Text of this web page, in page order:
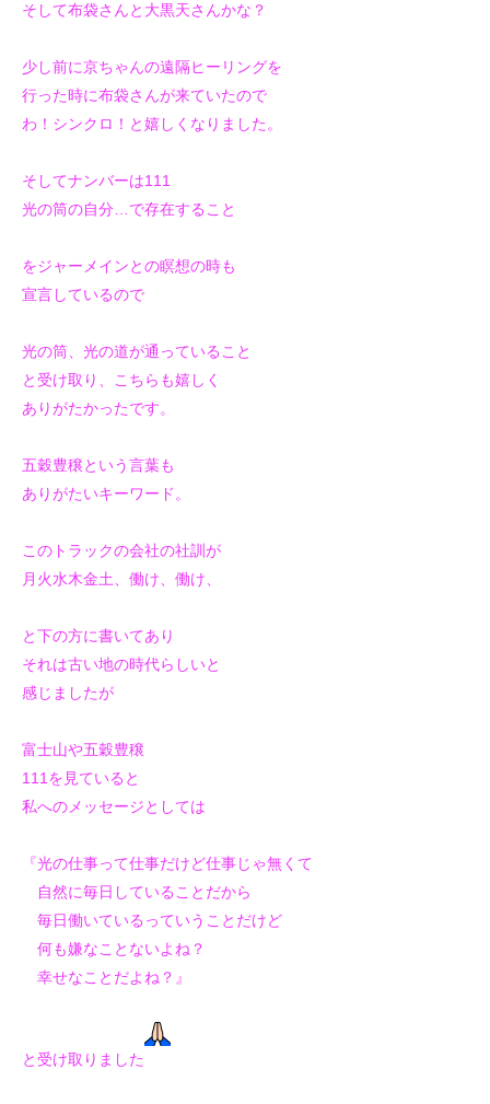
そして布袋さんと大黒天さんかな？
少し前に京ちゃんの遠隔ヒーリングを
行った時に布袋さんが来ていたので
わ！シンクロ！と嬉しくなりました。
そしてナンバーは111
光の筒の自分…で存在すること
をジャーメインとの瞑想の時も
宣言しているので
光の筒、光の道が通っていること
と受け取り、こちらも嬉しく
ありがたかったです。
五穀豊穣という言葉も
ありがたいキーワード。
このトラックの会社の社訓が
月火水木金土、働け、働け、
と下の方に書いてあり
それは古い地の時代らしいと
感じましたが
富士山や五穀豊穣
111を見ていると
私へのメッセージとしては
『光の仕事って仕事だけど仕事じゃ無くて
自然に毎日していることだから
毎日働いているっていうことだけど
何も嫌なことないよね？
幸せなことだよね？』
と受け取りました